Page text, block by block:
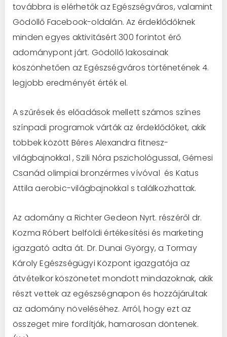
továbbra is elérhetők az Egészségváros, valamint
Gödöllő Facebook-oldalán. Az érdeklődőknek
minden egyes aktivitásért 300 forintot érő
adománypont járt. Gödöllő lakosainak
köszönhetően az Egészségváros történetének 4.
legjobb eredményét érték el.
A szűrések és előadások mellett számos színes
színpadi programok várták az érdeklődőket, akik
többek között Béres Alexandra fitnesz-
világbajnokkal , Szili Nóra pszichológussal, Gémesi
Csanád olimpiai bronzérmes vívóval és Katus
Attila aerobic-világbajnokkal s találkozhattak.
Az adomány a Richter Gedeon Nyrt. részéről dr.
Kozma Róbert belföldi értékesítési és marketing
igazgató adta át. Dr. Dunai György, a Tormay
Károly Egészségügyi Központ igazgatója az
átvételkor köszönetet mondott mindazoknak, akik
részt vettek az egészségnapon és hozzájárultak
az adomány növeléséhez. Arról, hogy ezt az
összeget mire fordítják, hamarosan döntenek.